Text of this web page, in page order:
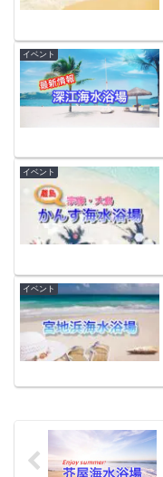
イベント
イベント
イベント